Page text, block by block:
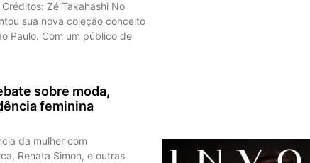
Zé Takahashi No
sua nova coleção conceito
Paulo. Com um público de
sobre moda,
feminina
da mulher com
Renata Simon, e outras